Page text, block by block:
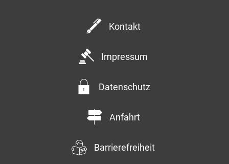
Kontakt
Impressum
Datenschutz
Anfahrt
Barrierefreiheit